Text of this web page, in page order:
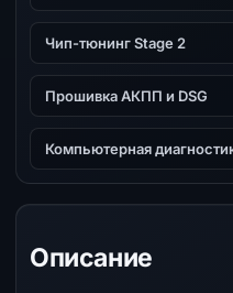
Чип-тюнинг Stage 2
Прошивка АКПП и DSG
Компьютерная
Описание